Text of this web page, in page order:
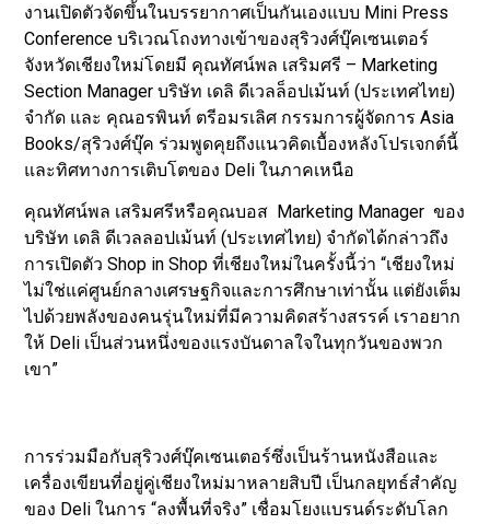
งานเปิดตัวจัดขึ้นในบรรยากาศเป็นกันเองแบบ Mini Press
Conference บริเวณโถงทางเข้าของสุริวงศ์บุ๊คเซนเตอร์
จังหวัดเชียงใหม่โดยมี คุณทัศน์พล เสริมศรี – Marketing
Section Manager บริษัท เดลิ ดีเวลล็อปเม้นท์ (ประเทศไทย)
จำกัด และ คุณอรพินท์ ตรีอมรเลิศ กรรมการผู้จัดการ Asia
Books/สุริวงศ์บุ๊ค ร่วมพูดคุยถึงแนวคิดเบื้องหลังโปรเจกต์นี้
และทิศทางการเติบโตของ Deli ในภาคเหนือ
คุณทัศน์พล เสริมศรีหรือคุณบอส Marketing Manager ของ
บริษัท เดลิ ดีเวลลอปเม้นท์ (ประเทศไทย) จำกัดได้กล่าวถึง
การเปิดตัว Shop in Shop ที่เชียงใหม่ในครั้งนี้ว่า “เชียงใหม่
ไม่ใช่แค่ศูนย์กลางเศรษฐกิจและการศึกษาเท่านั้น แต่ยังเต็ม
ไปด้วยพลังของคนรุ่นใหม่ที่มีความคิดสร้างสรรค์ เราอยาก
ให้ Deli เป็นส่วนหนึ่งของแรงบันดาลใจในทุกวันของพวก
เขา”
การร่วมมือกับสุริวงศ์บุ๊คเซนเตอร์ซึ่งเป็นร้านหนังสือและ
เครื่องเขียนที่อยู่คู่เชียงใหม่มาหลายสิบปี เป็นกลยุทธ์สำคัญ
ของ Deli ในการ “ลงพื้นที่จริง” เชื่อมโยงแบรนด์ระดับโลก